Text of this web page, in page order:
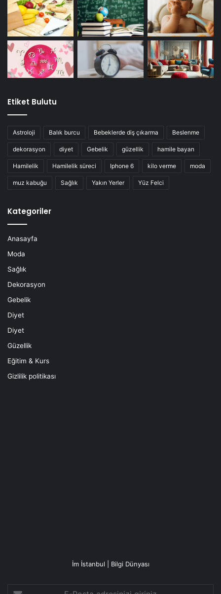
Etiket Bulutu
Astroloji Balık burcu Bebeklerde diş çıkarma Beslenme
dekorasyon diyet Gebelik güzellik hamile bayan
Hamilelik Hamilelik süreci Iphone 6 kilo verme moda
muz kabuğu Sağlık Yakın Yerler Yüz Felci
Kategoriler
Anasayfa
Moda
Sağlık
Dekorasyon
Gebelik
Diyet
Diyet
Güzellik
Eğitim & Kurs
Gizlilik politikası
İm İstanbul | Bilgi Dünyası